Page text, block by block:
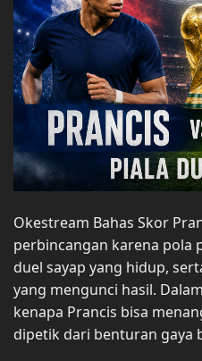
Okestream Bahas Skor
perbincangan karena pola
duel sayap yang hidup,
yang mengunci hasil.
kenapa Prancis bisa
dipetik dari benturan gaya